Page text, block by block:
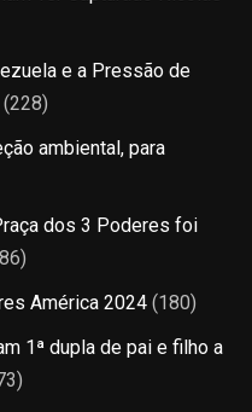
e a Pressão de
(228)
ambiental, para
dos 3 Poderes foi
América 2024 (180)
1ª dupla de pai e filho a